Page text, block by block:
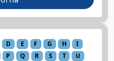
D E F G H
I
P Q R S T
U